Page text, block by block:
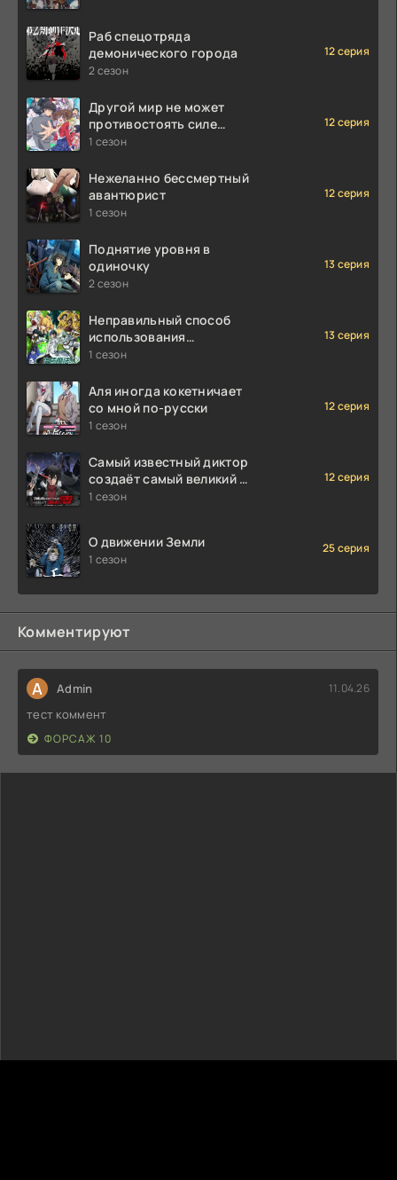
Раб спецотряда
демонического города
2 сезон
12 серия
Другой мир не может
противостоять силе
мгновенной смерти
1 сезон
12 серия
Нежеланно бессмертный
авантюрист
1 сезон
12 серия
Поднятие уровня в
одиночку
2 сезон
13 серия
Неправильный способ
использования
исцеляющей магии
1 сезон
13 серия
Аля иногда кокетничает
со мной по-русски
1 сезон
12 серия
Самый известный диктор
создаёт самый великий в
мире клан
1 сезон
12 серия
О движении Земли
1 сезон
25 серия
Комментируют
A Admin 11.04.26
тест коммент
ФОРСАЖ 10